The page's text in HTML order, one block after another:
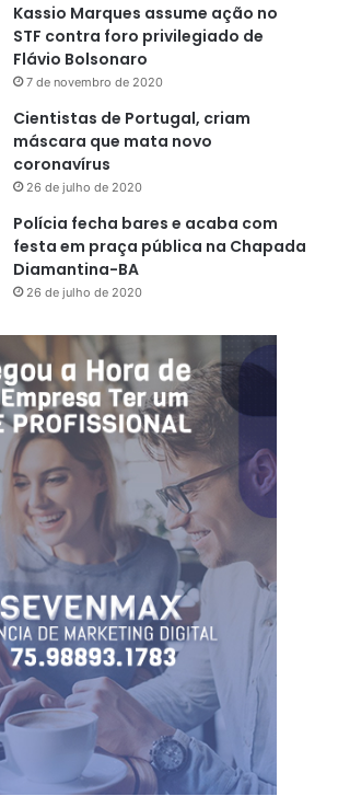
Kassio Marques assume ação no
STF contra foro privilegiado de
Flávio Bolsonaro
7 de novembro de 2020
Cientistas de Portugal, criam
máscara que mata novo
coronavírus
26 de julho de 2020
Polícia fecha bares e acaba com
festa em praça pública na Chapada
Diamantina-BA
26 de julho de 2020